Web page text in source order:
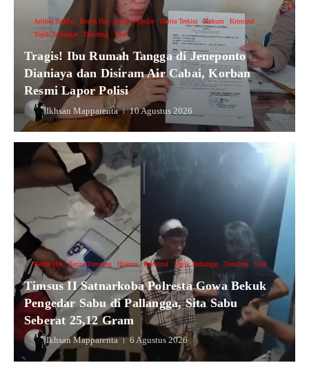
Artikel Terkini Berita Hot Berita Populer Berita Terkini Hukum
Kriminal
Topik Terhangat
Trending Viral
Tragis! Ibu Rumah Tangga di Jeneponto
Dianiaya dan Disiram Air Cabai, Korban
Resmi Lapor Polisi
Ikhsan Mapparenta 10 Agustus 2026
Berita Hot Berita Trending Hukum Kriminal Topik Terhangat Trending Viral
Timsus II Satnarkoba Polresta Gowa Bekuk
Pengedar Sabu di Pallangga, Sita Sabu
Seberat 25,12 Gram
Ikhsan Mapparenta 6 Agustus 2026